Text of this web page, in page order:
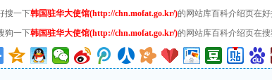
搜一下韩国驻华大使馆(http://chn.mofat.go.kr/)的网站库百科介绍页在
狗一下韩国驻华大使馆(http://chn.mofat.go.kr/)的网站库百科介绍页在